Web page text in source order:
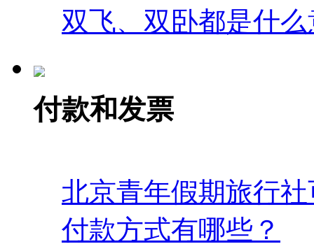
双飞、双卧都是什
付款和发票
北京青年假期旅行
付款方式有哪些？